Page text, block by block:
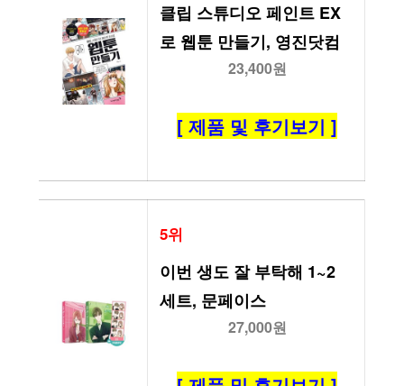
클립 스튜디오 페인트 EX
로 웹툰 만들기, 영진닷컴
23,400원
[ 제품 및 후기보기 ]
5위
이번 생도 잘 부탁해 1~2
세트, 문페이스
27,000원